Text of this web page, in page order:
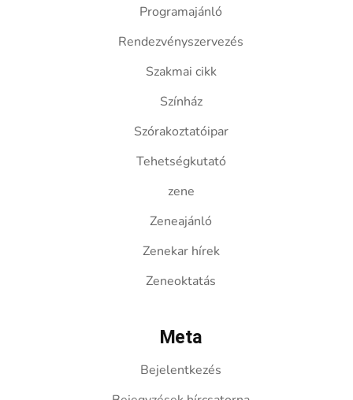
Programajánló
Rendezvényszervezés
Szakmai cikk
Színház
Szórakoztatóipar
Tehetségkutató
zene
Zeneajánló
Zenekar hírek
Zeneoktatás
Meta
Bejelentkezés